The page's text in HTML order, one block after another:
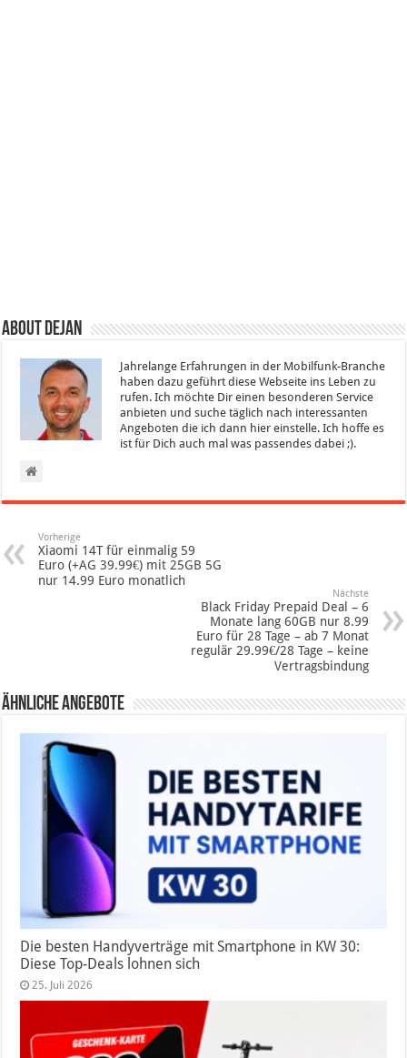
About Dejan
Jahrelange Erfahrungen in der Mobilfunk-Branche
haben dazu geführt diese Webseite ins Leben zu
rufen. Ich möchte Dir einen besonderen Service
anbieten und suche täglich nach interessanten
Angeboten die ich dann hier einstelle. Ich hoffe es
ist für Dich auch mal was passendes dabei ;).
Vorherige
Xiaomi 14T für einmalig 59
Euro (+AG 39.99€) mit 25GB 5G
nur 14.99 Euro monatlich
Nächste
Black Friday Prepaid Deal – 6
Monate lang 60GB nur 8.99
Euro für 28 Tage – ab 7 Monat
regulär 29.99€/28 Tage – keine
Vertragsbindung
Ähnliche Angebote
Die besten Handyverträge mit Smartphone in KW 30:
Diese Top-Deals lohnen sich
25. Juli 2026